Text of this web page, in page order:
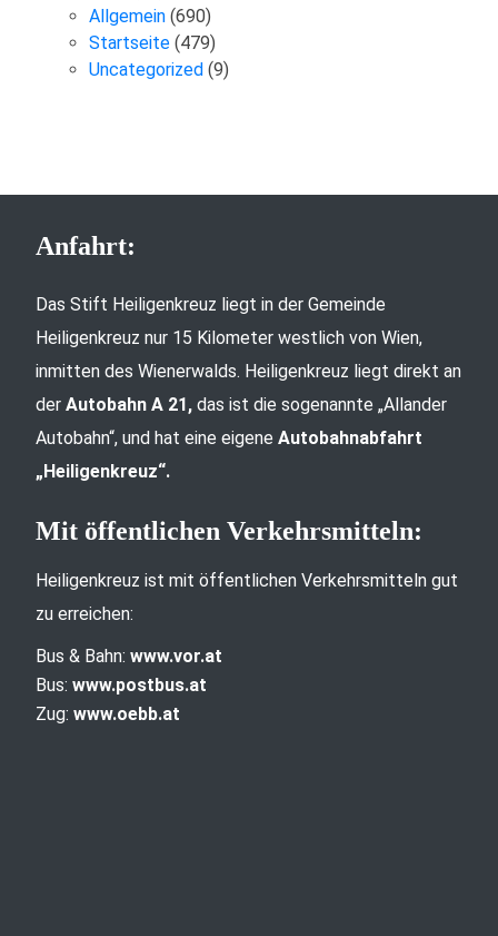
Allgemein (690)
Startseite (479)
Uncategorized (9)
Anfahrt:
Das Stift Heiligenkreuz liegt in der Gemeinde
Heiligenkreuz nur 15 Kilometer westlich von Wien,
inmitten des Wienerwalds. Heiligenkreuz liegt direkt an
der Autobahn A 21, das ist die sogenannte „Allander
Autobahn“, und hat eine eigene Autobahnabfahrt
„Heiligenkreuz“.
Mit öffentlichen Verkehrsmitteln:
Heiligenkreuz ist mit öffentlichen Verkehrsmitteln gut
zu erreichen:
Bus & Bahn: www.vor.at
Bus: www.postbus.at
Zug: www.oebb.at